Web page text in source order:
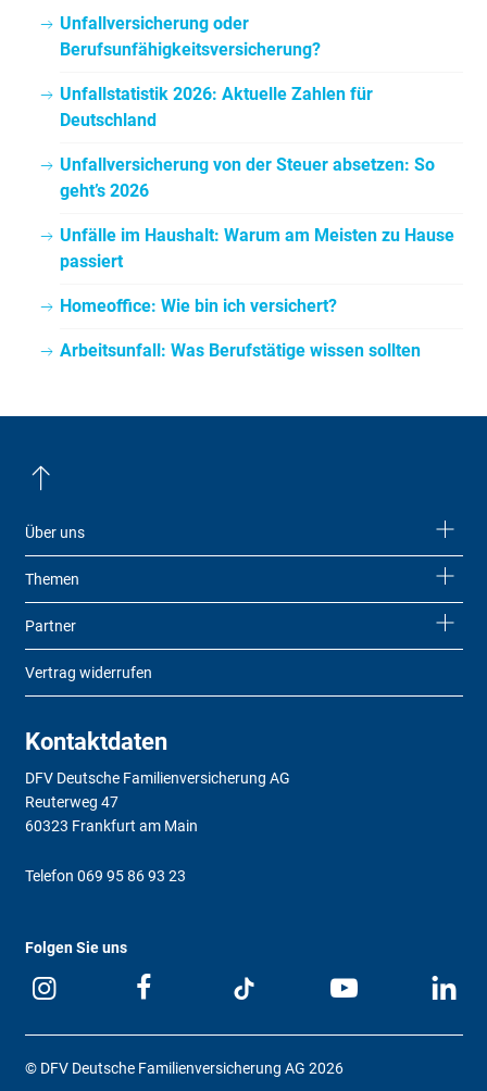
Unfallversicherung oder
Berufsunfähigkeitsversicherung?
Unfallstatistik 2026: Aktuelle Zahlen für
Deutschland
Unfallversicherung von der Steuer absetzen: So
geht’s 2026
Unfälle im Haushalt: Warum am Meisten zu Hause
passiert
Homeoffice: Wie bin ich versichert?
Arbeitsunfall: Was Berufstätige wissen sollten
Über uns
Themen
Partner
Vertrag widerrufen
Kontaktdaten
DFV Deutsche Familienversicherung AG
Reuterweg 47
60323 Frankfurt am Main
Telefon 069 95 86 93 23
Folgen Sie uns
© DFV Deutsche Familienversicherung AG 2026